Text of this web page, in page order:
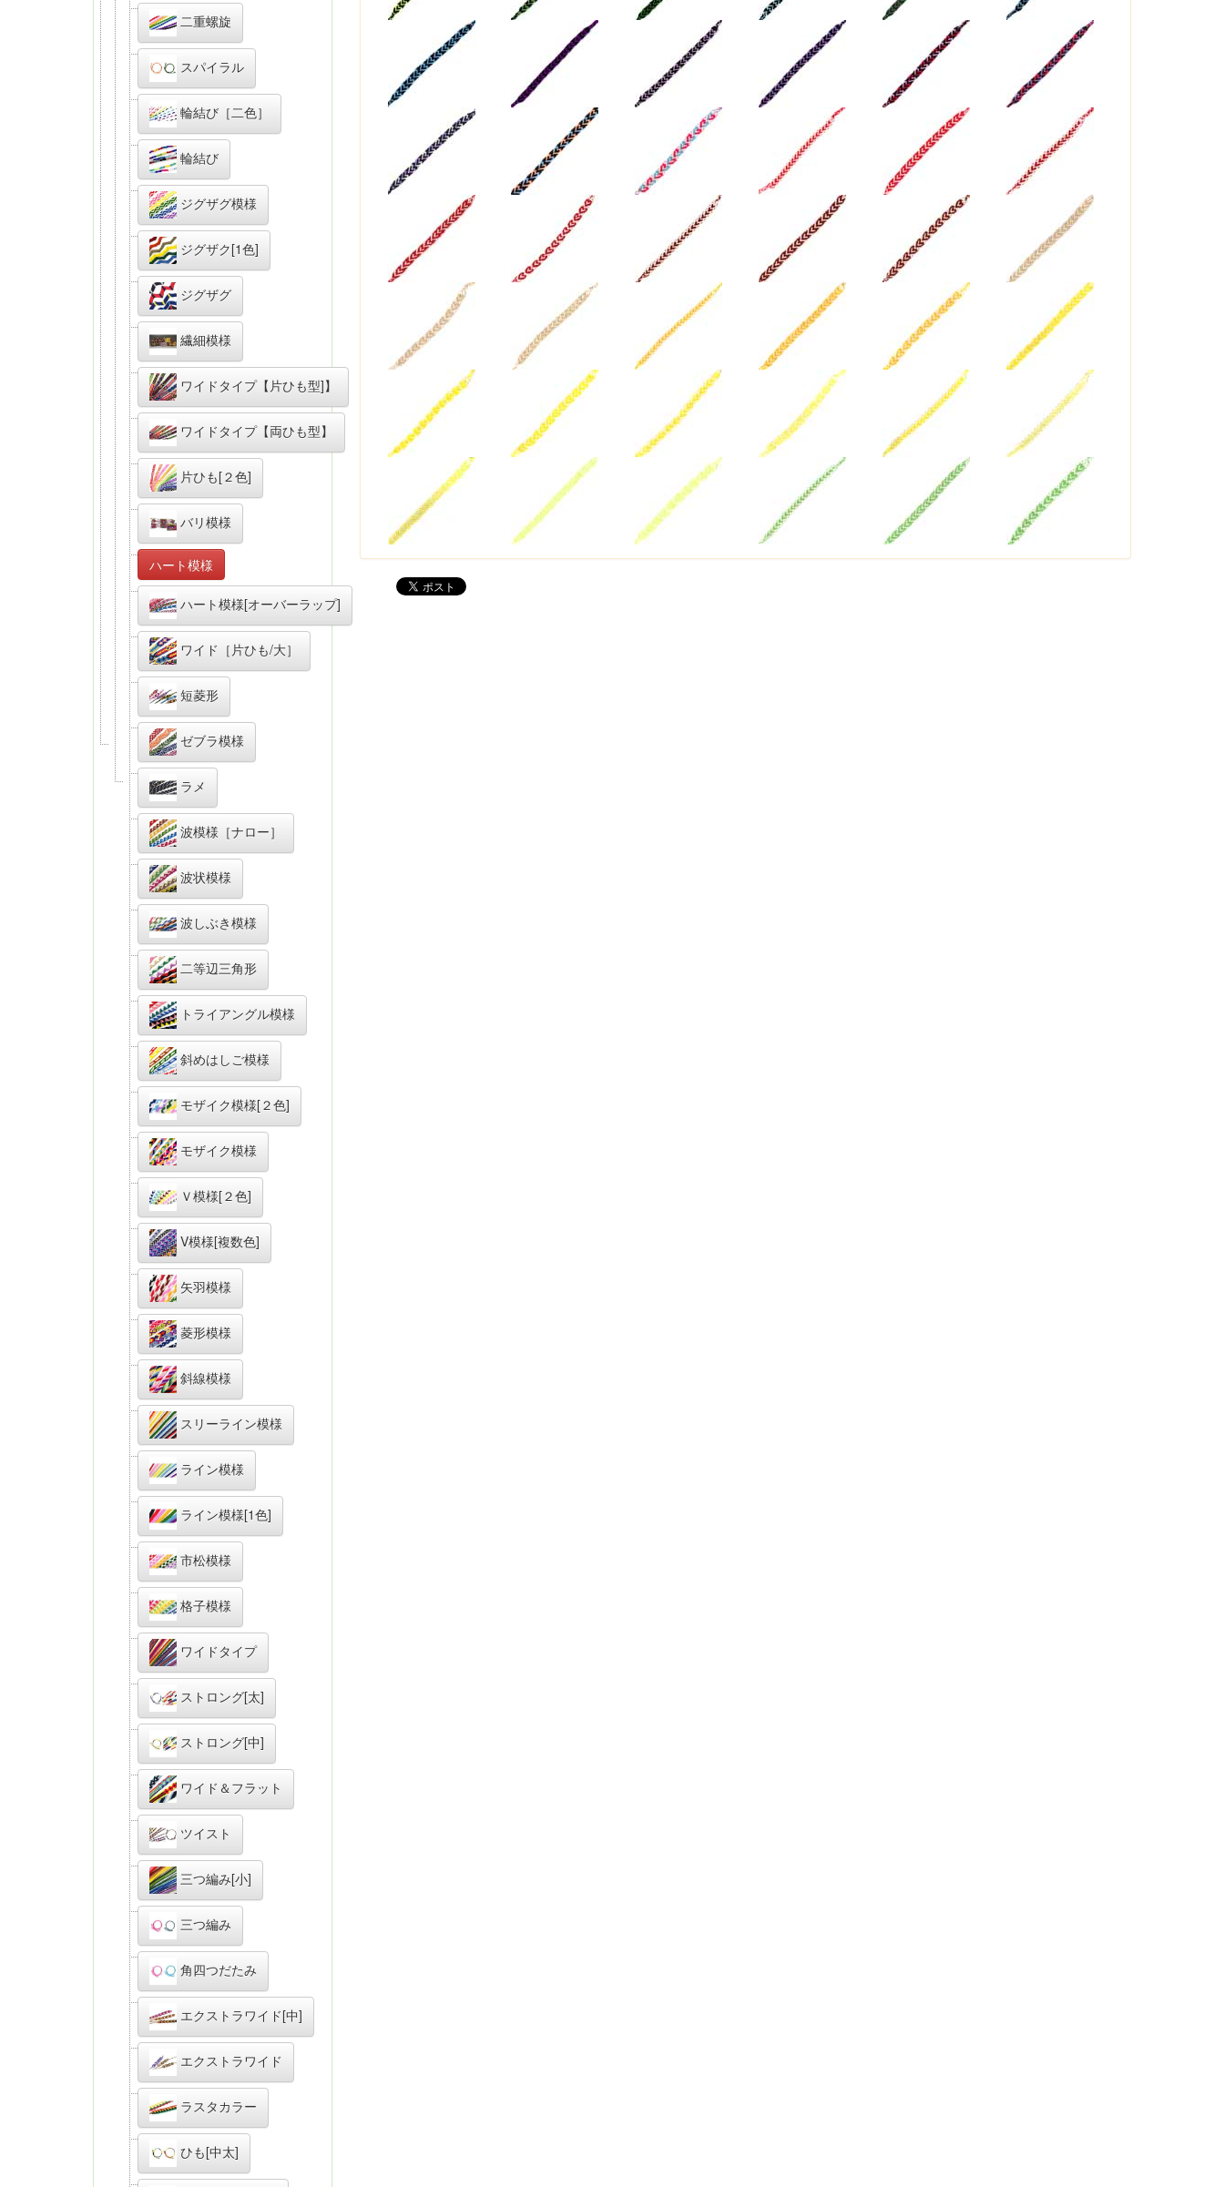
二重螺旋
スパイラル
輪結び［二色］
輪結び
ジグザグ模様
ジグザク[1色]
ジグザグ
繊細模様
ワイドタイプ【片ひも型]】
ワイドタイプ【両ひも型】
片ひも[２色]
バリ模様
ハート模様
ハート模様[オーバーラップ]
ワイド［片ひも/大］
短菱形
ゼブラ模様
ラメ
波模様［ナロー］
波状模様
波しぶき模様
二等辺三角形
トライアングル模様
斜めはしご模様
モザイク模様[２色]
モザイク模様
Ｖ模様[２色]
V模様[複数色]
矢羽模様
菱形模様
斜線模様
スリーライン模様
ライン模様
ライン模様[1色]
市松模様
格子模様
ワイドタイプ
ストロング[太]
ストロング[中]
ワイド＆フラット
ツイスト
三つ編み[小]
三つ編み
角四つだたみ
エクストラワイド[中]
エクストラワイド
ラスタカラー
ひも[中太]